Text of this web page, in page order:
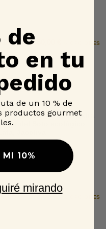
€ - 650,00 € 6 OPCIONES
de Oliva Virgen Extra
del Soto ecológico
€ - 179,95 € 2 OPCIONES
de
en tu
de un 10 % de
productos gourmet
MI 10%
mirando